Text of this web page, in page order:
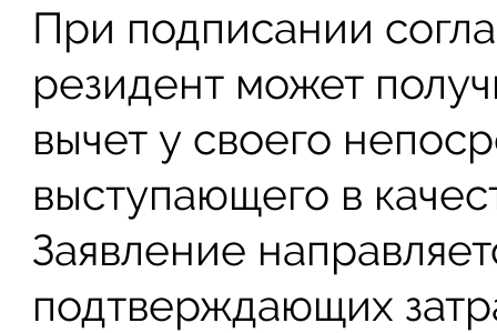
При подписании
резидент может
вычет у своего
выступающего в
Заявление
подтверждающих